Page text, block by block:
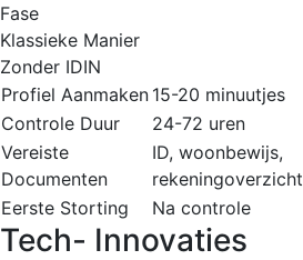
Fase
Klassieke Manier
Zonder IDIN
Profiel Aanmaken 15-20 minuutjes
Controle Duur
24-72 uren
Vereiste
Documenten
ID, woonbewijs,
rekeningoverzicht
Eerste Storting
Na controle
Tech- Innovaties